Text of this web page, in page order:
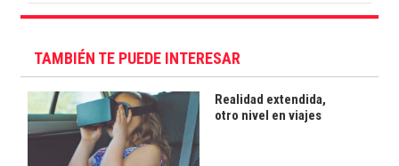
TAMBIÉN TE PUEDE INTERESAR
Realidad extendida,
otro nivel en viajes